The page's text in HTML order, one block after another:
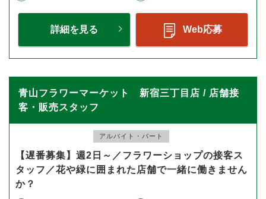
詳細を見る Web応募
青山フラワーマーケット 新宿三丁目店 / 店舗接
客・販売スタッフ
アルバイト・パート
【遅番募集】週2日～／フラワーショップの接客ス
タッフ／花や緑に囲まれた店舗で一緒に働きません
か？